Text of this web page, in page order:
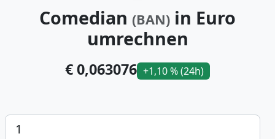
Comedian (BAN) in Euro
umrechnen
€ 0,063076 +1,10 % (24h)
Betrag